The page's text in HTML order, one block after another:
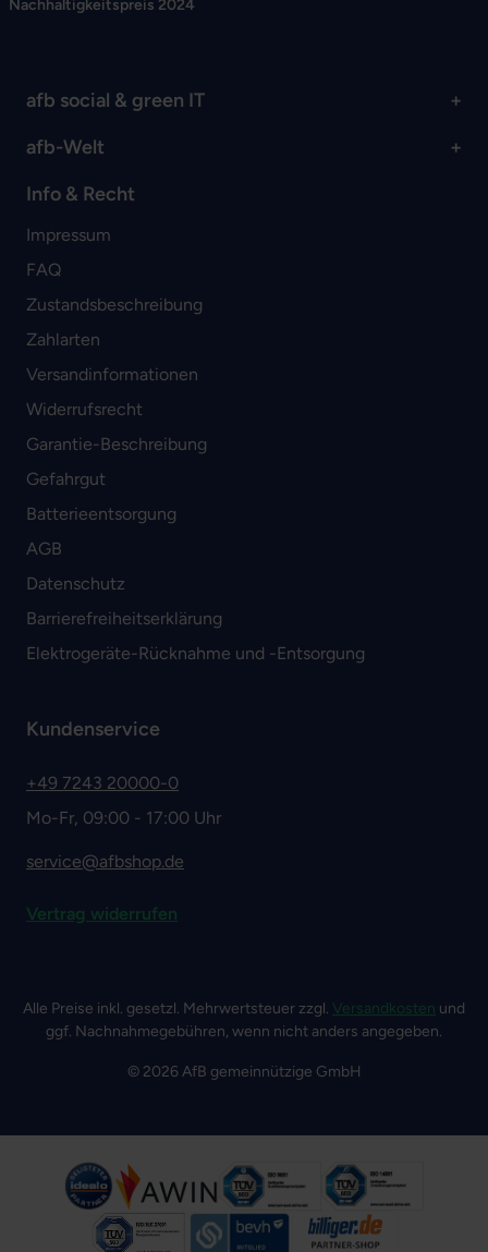
Nachhaltigkeitspreis 2024
afb social & green IT
afb-Welt
Info & Recht
Impressum
FAQ
Zustandsbeschreibung
Zahlarten
Versandinformationen
Widerrufsrecht
Garantie-Beschreibung
Gefahrgut
Batterieentsorgung
AGB
Datenschutz
Barrierefreiheitserklärung
Elektrogeräte-Rücknahme und -Entsorgung
Kundenservice
+49 7243 20000-0
Mo-Fr, 09:00 - 17:00 Uhr
service@afbshop.de
Vertrag widerrufen
Alle Preise inkl. gesetzl. Mehrwertsteuer zzgl. Versandkosten und
ggf. Nachnahmegebühren, wenn nicht anders angegeben.
© 2026 AfB gemeinnützige GmbH